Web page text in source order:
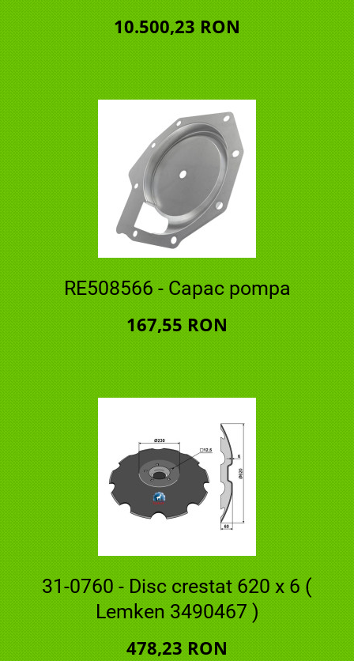
10.500,23 RON
RE508566 - Capac pompa
167,55 RON
31-0760 - Disc crestat 620 x 6 (
Lemken 3490467 )
478,23 RON